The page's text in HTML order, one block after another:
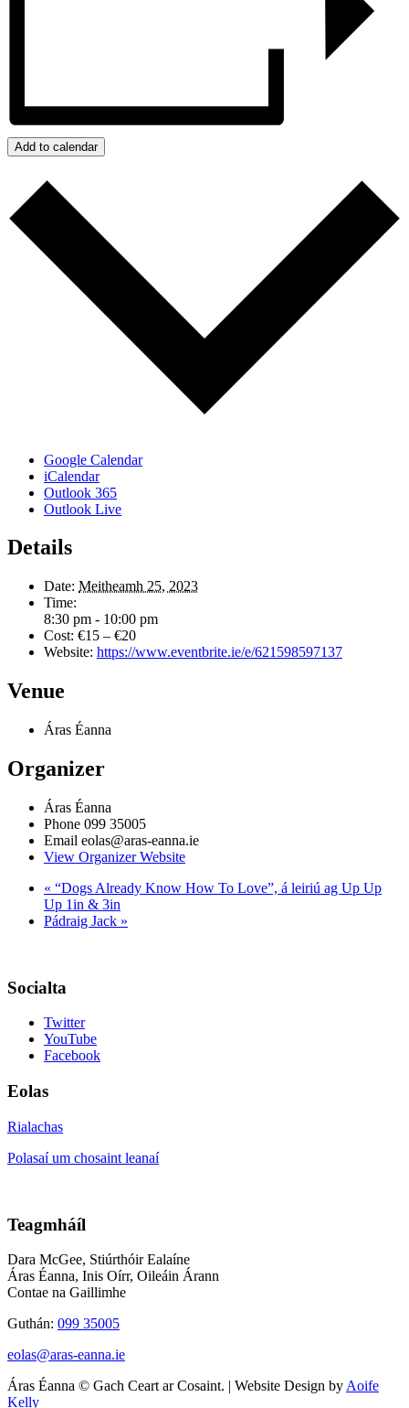
Add to calendar
Google Calendar
iCalendar
Outlook 365
Outlook Live
Details
Date: Meitheamh 25, 2023
Time:
8:30 pm - 10:00 pm
Cost: €15 – €20
Website: https://www.eventbrite.ie/e/621598597137
Venue
Áras Éanna
Organizer
Áras Éanna
Phone 099 35005
Email eolas@aras-eanna.ie
View Organizer Website
« “Dogs Already Know How To Love”, á leiriú ag Up Up
Up 1in & 3in
Pádraig Jack »
Socialta
Twitter
YouTube
Facebook
Eolas
Rialachas
Polasaí um chosaint leanaí
Teagmháíl
Dara McGee, Stiúrthóir Ealaíne
Áras Éanna, Inis Oírr, Oileáin Árann
Contae na Gaillimhe
Guthán: 099 35005
eolas@aras-eanna.ie
Áras Éanna © Gach Ceart ar Cosaint. | Website Design by Aoife
Kelly